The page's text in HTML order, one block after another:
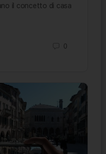
il concetto di casa
0